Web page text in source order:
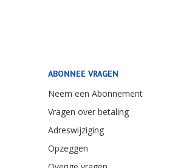
ABONNEE VRAGEN
Neem een Abonnement
Vragen over betaling
Adreswijziging
Opzeggen